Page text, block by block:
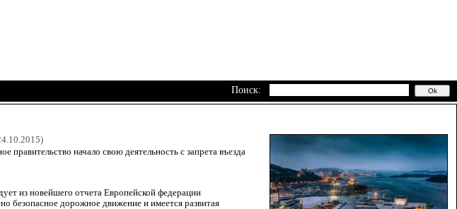
Поиск:
правительство начало свою деятельность с запрета въезда
из новейшего отчета Европейской федерации
безопасное дорожное движение и имеется развитая